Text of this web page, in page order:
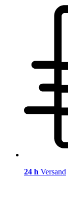
24 h Versand